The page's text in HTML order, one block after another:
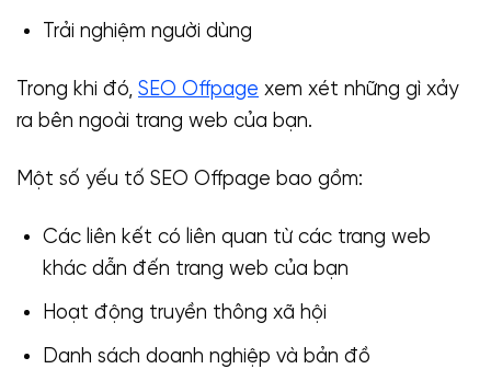
Trải nghiệm người dùng
Trong khi đó, SEO Offpage xem xét những gì xảy
ra bên ngoài trang web của bạn.
Một số yếu tố SEO Offpage bao gồm:
Các liên kết có liên quan từ các trang web
khác dẫn đến trang web của bạn
Hoạt động truyền thông xã hội
Danh sách doanh nghiệp và bản đồ